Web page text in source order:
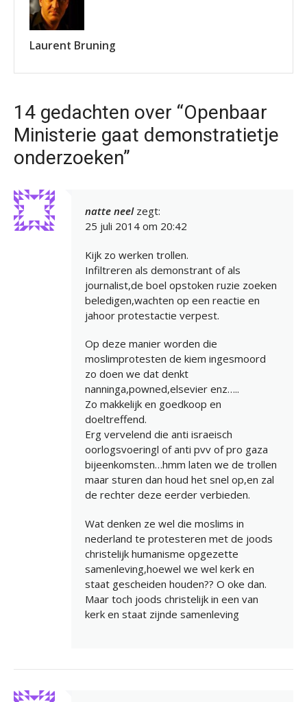
Laurent Bruning
14 gedachten over “Openbaar
Ministerie gaat demonstratietje
onderzoeken”
natte neel zegt:
25 juli 2014 om 20:42
Kijk zo werken trollen.
Infiltreren als demonstrant of als
journalist,de boel opstoken ruzie zoeken
beledigen,wachten op een reactie en
jahoor protestactie verpest.
Op deze manier worden die
moslimprotesten de kiem ingesmoord
zo doen we dat denkt
nanninga,powned,elsevier enz…..
Zo makkelijk en goedkoop en
doeltreffend.
Erg vervelend die anti israeisch
oorlogsvoeringl of anti pvv of pro gaza
bijeenkomsten…hmm laten we de trollen
maar sturen dan houd het snel op,en zal
de rechter deze eerder verbieden.
Wat denken ze wel die moslims in
nederland te protesteren met de joods
christelijk humanisme opgezette
samenleving,hoewel we wel kerk en
staat gescheiden houden?? O oke dan.
Maar toch joods christelijk in een van
kerk en staat zijnde samenleving